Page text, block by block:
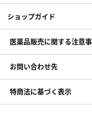
ショップガイド
医薬品販売に関する注意
お問い合わせ先
特商法に基づく表示